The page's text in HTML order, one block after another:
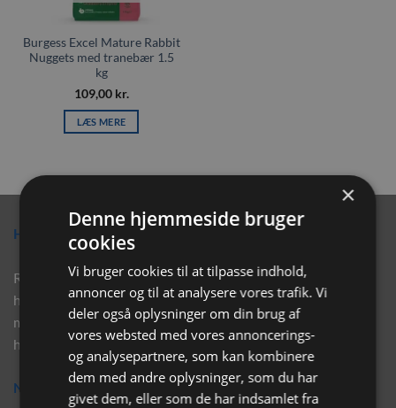
Burgess Excel Mature Rabbit
Nuggets med tranebær 1.5
kg
109,00 kr.
LÆS MERE
Hvorfor vælge Rabbitpet?
Rabbitpet sælger ikke kun kvalitetsprodukter såsom, foder,
hø, aktivering, strøelse mm. til vores kunder. Vi hjælper også
med rådgivning, så tøv ikke med at skrive eller ring til os for
hjælp..
Nyhedsbrev
×
Denne hjemmeside bruger
cookies
Vi bruger cookies til at tilpasse indhold,
annoncer og til at analysere vores trafik. Vi
deler også oplysninger om din brug af
vores websted med vores annoncerings-
og analysepartnere, som kan kombinere
dem med andre oplysninger, som du har
givet dem, eller som de har indsamlet fra